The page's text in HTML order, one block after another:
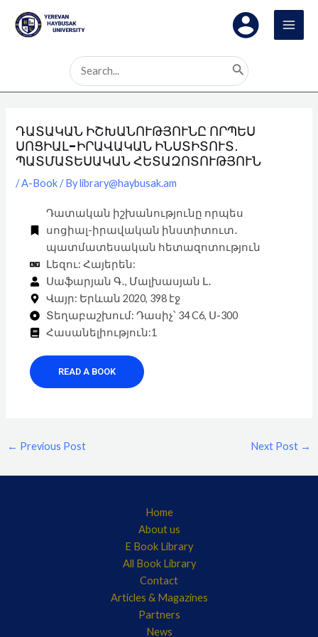
content
Search
for:
ԴԱՏԱԿԱՆ ԻՇԽԱՆՈՒԹՅՈՒՆԸ ՈՐՊԵՍ
ՍՈՑԻԱԼ-ԻՐԱՎԱԿԱՆ ԻՆՍՏԻՏՈՒՏ․
ՊԱՏՄԱՏԵՍԱԿԱՆ ՀԵՏԱԶՈՏՈՒԹՅՈՒՆ
/A-Book/ Bylibrary@haybusak.am
Դատական իշխանությունը որպես
սոցիալ-իրավական ինստիտուտ․
պատմատեսական հետազոտություն
Լեզու: Հայերեն:
Սաֆարյան Գ․, Մալխասյան Լ․
Վայր: Երևան 2020, 398 էջ
Տեղաբաշխում: Դասիչ՝ 34 C6, Ս-300
Հասանելիություն:1
READ A BOOK
navigation
← Previous Post Next Post →
Home
About us
E Book Library
All Book Library
Contact
Articles & Magazines
Partners
News